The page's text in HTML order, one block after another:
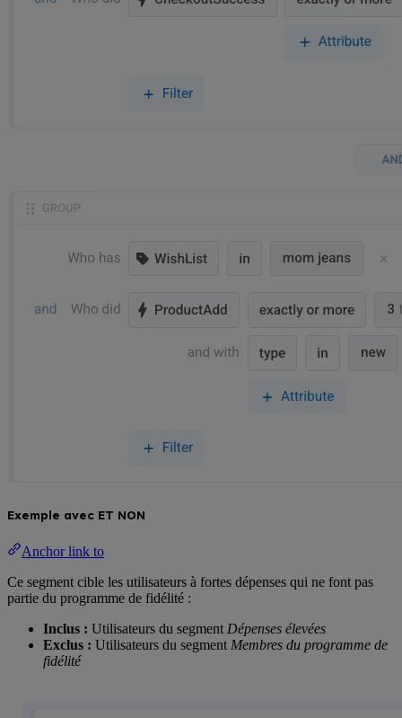
Exemple avec ET NON
Anchor link to
Ce segment cible les utilisateurs à fortes dépenses qui ne font pas
partie du programme de fidélité :
Inclus : Utilisateurs du segment Dépenses élevées
Exclus : Utilisateurs du segment Membres du programme de
fidélité